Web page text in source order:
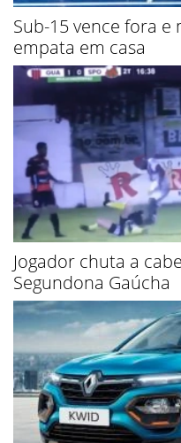
Sub-15 vence fora e
empata em casa
Jogador chuta a
Segundona Gaúcha